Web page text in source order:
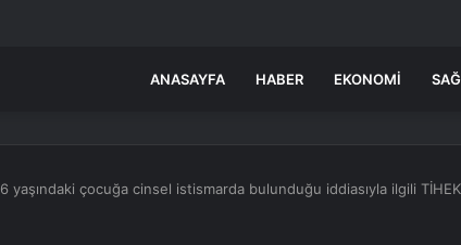
ANASAYFA HABER EKONOMI
6 yaşındaki çocuğa cinsel istismarda bulunduğu iddiasıyla ilgili